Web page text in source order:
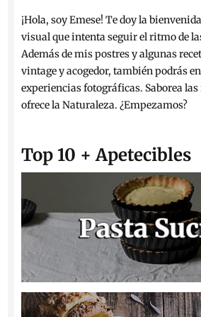
¡Hola, soy Emese! Te doy la
visual que intenta seguir el ritmo de
Además de mis postres y algunas
vintage y acogedor, también podrás
experiencias fotográficas. Saborea
ofrece la Naturaleza. ¿Empezamos?
Top 10 + Apetecibles